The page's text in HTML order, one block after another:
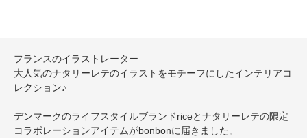
フランスのイラストレーター
大人気のナタリーレテのイラストをモチーフにしたインテリアコ
レクション♪
デンマークのライフスタイルブランドriceとナタリーレテの限定
コラボレーションアイテムがbonbonに届きました。